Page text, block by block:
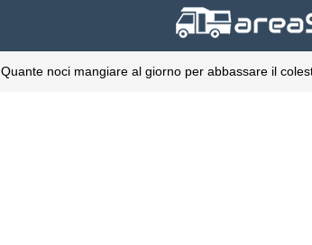
Quante noci mangiare al giorno per abbassare il